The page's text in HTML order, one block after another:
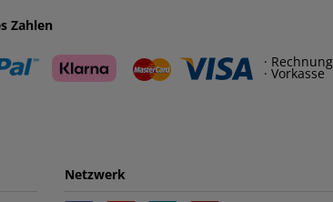
Zahlen
· Rechnung
· Vorkasse
Netzwerk